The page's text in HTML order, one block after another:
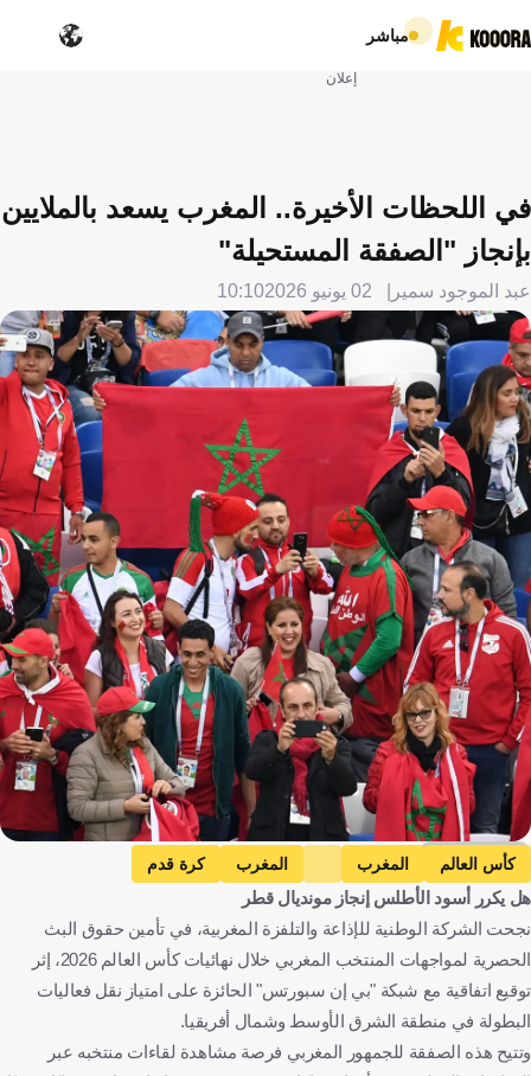
مباشر
إعلان
في اللحظات الأخيرة.. المغرب يسعد بالملايين
بإنجاز "الصفقة المستحيلة"
عبد الموجود سمير 02 يونيو 2026 10:10
Getty Images
كأس العالم المغرب المغرب كرة قدم
هل يكرر أسود الأطلس إنجاز مونديال قطر
نجحت الشركة الوطنية للإذاعة والتلفزة المغربية، في تأمين حقوق البث
الحصرية لمواجهات المنتخب المغربي خلال نهائيات كأس العالم 2026، إثر
توقيع اتفاقية مع شبكة "بي إن سبورتس" الحائزة على امتياز نقل فعاليات
البطولة في منطقة الشرق الأوسط وشمال أفريقيا.
وتتيح هذه الصفقة للجمهور المغربي فرصة مشاهدة لقاءات منتخبه عبر